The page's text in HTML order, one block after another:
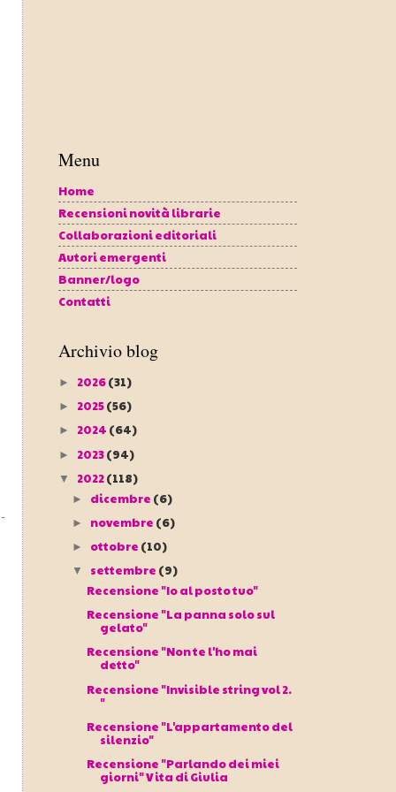
Menu
Home
Recensioni novità librarie
Collaborazioni editoriali
Autori emergenti
Banner/logo
Contatti
Archivio blog
► 2026(31)
► 2025(56)
► 2024 (64)
► 2023(94)
▼ 2022(118)
► dicembre (6)
► novembre (6)
► ottobre (10)
▼ settembre (9)
Recensione "Io al posto tuo"
Recensione "La panna solo sul
gelato"
Recensione "Non te l'ho mai
detto"
Recensione "Invisible string vol 2.
"
Recensione "L'appartamento del
silenzio"
Recensione "Parlando dei miei
giorni" Vita di Giulia